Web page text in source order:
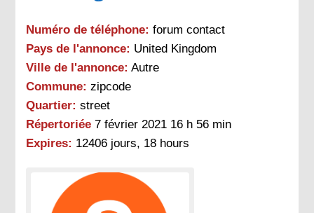
Numéro de téléphone: forum contact
Pays de l'annonce: United Kingdom
Ville de l'annonce: Autre
Commune: zipcode
Quartier: street
Répertoriée 7 février 2021 16 h 56 min
Expires: 12406 jours, 18 hours